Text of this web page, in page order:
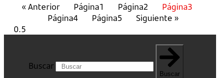
« Anterior Página1 Página2 Página3
Página4 Página5 Siguiente »
Buscar
Buscar